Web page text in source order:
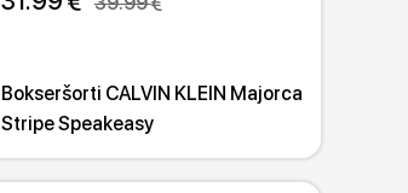
Bokseršorti CALVIN KLEIN Majorca
Stripe Speakeasy